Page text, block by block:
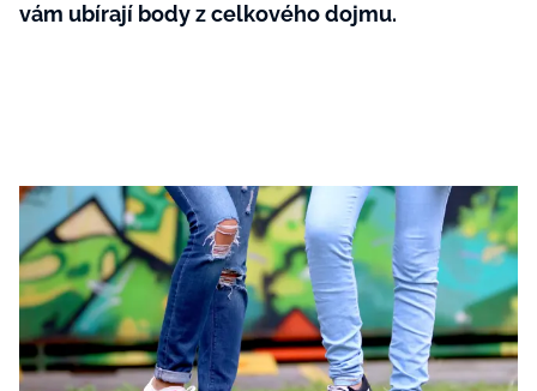
vám ubírají body z celkového dojmu.